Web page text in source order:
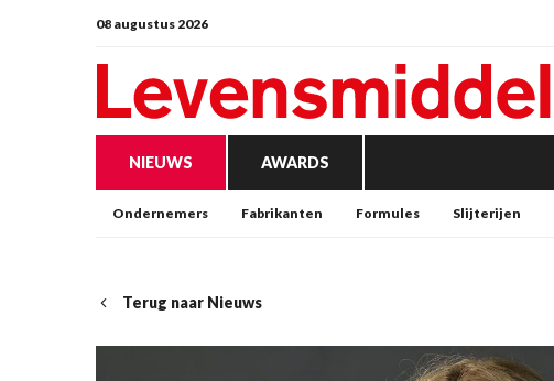
08 augustus 2026
NIEUWS AWARDS
Ondernemers Fabrikanten Formules Slijterijen
Terug naar Nieuws